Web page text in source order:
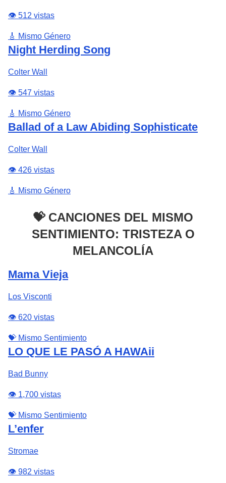
👁️ 512 vistas
🎸 Mismo Género
Night Herding Song
Colter Wall
👁️ 547 vistas
🎸 Mismo Género
Ballad of a Law Abiding Sophisticate
Colter Wall
👁️ 426 vistas
🎸 Mismo Género
💝 CANCIONES DEL MISMO
SENTIMIENTO: TRISTEZA O
MELANCOLÍA
Mama Vieja
Los Visconti
👁️ 620 vistas
💝 Mismo Sentimiento
LO QUE LE PASÓ A HAWAii
Bad Bunny
👁️ 1,700 vistas
💝 Mismo Sentimiento
L’enfer
Stromae
👁️ 982 vistas